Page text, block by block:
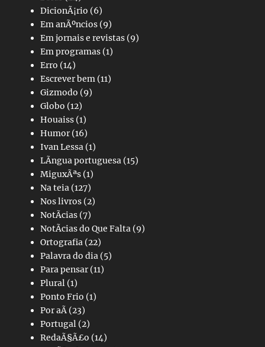
DicionÃ¡rio (6)
Em anÃºncios (9)
Em jornais e revistas (9)
Em programas (1)
Erro (14)
Escrever bem (11)
Gizmodo (9)
Globo (12)
Houaiss (1)
Humor(16)
Ivan Lessa (1)
LÃ­ngua portuguesa (15)
MiguxÃªs (1)
Na teia (127)
Nos livros (2)
NotÃ­cias (7)
NotÃ­cias do Que Falta (9)
Ortografia (22)
Palavra do dia (5)
Para pensar(11)
Plural (1)
Ponto Frio (1)
Por aÃ­ (23)
Portugal (2)
RedaÃ§Ã£o (14)